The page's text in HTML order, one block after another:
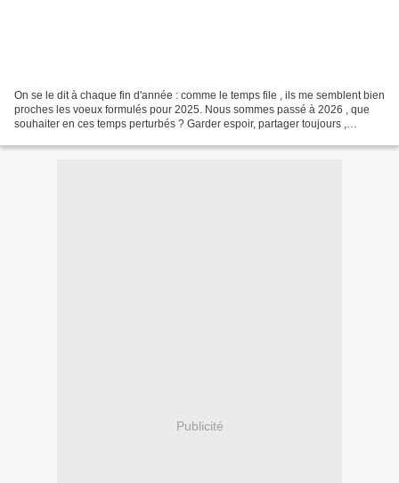
On se le dit à chaque fin d'année : comme le temps file , ils me semblent bien
proches les voeux formulés pour 2025. Nous sommes passé à 2026 , que
souhaiter en ces temps perturbés ? Garder espoir, partager toujours ,
Publicité